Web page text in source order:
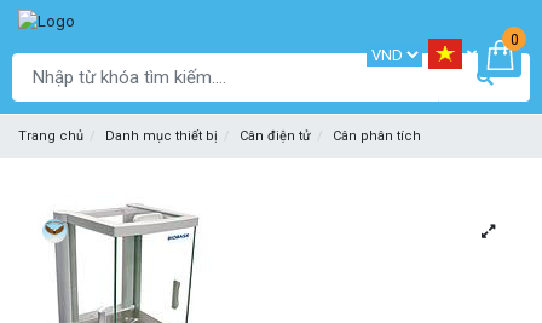
0
Trang chủ Danh mục thiết bị Cân điện tử Cân phân tích